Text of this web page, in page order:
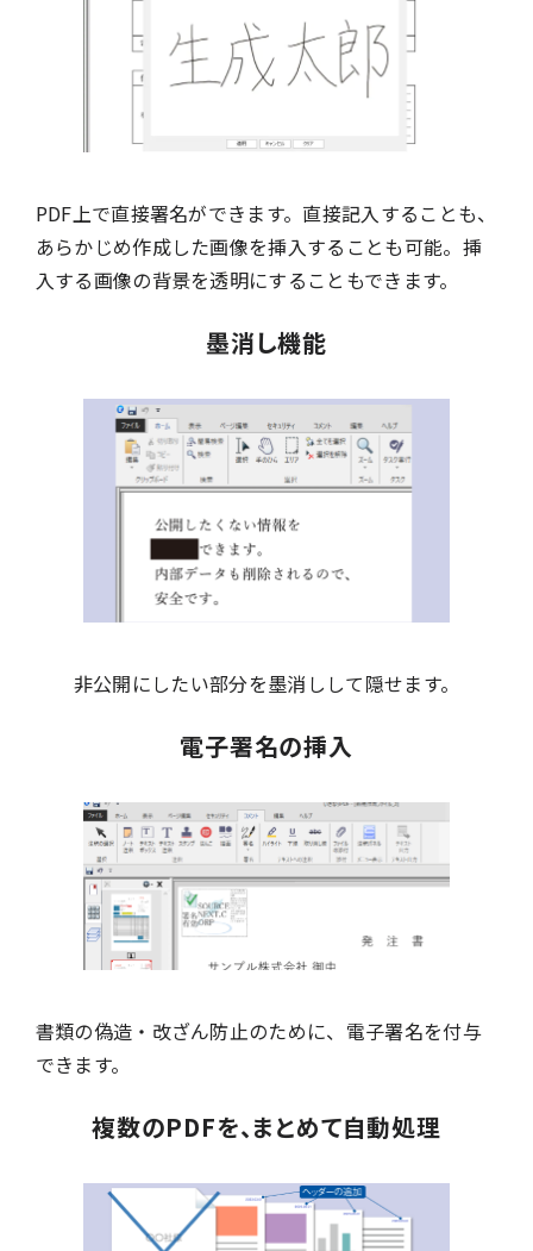
PDF上で直接署名ができます。直接記入することも、
あらかじめ作成した画像を挿入することも可能。挿
入する画像の背景を透明にすることもできます。
墨消し機能
非公開にしたい部分を墨消しして隠せます。
電子署名の挿入
書類の偽造・改ざん防止のために、電子署名を付与
できます。
複数のPDFを、まとめて自動処理